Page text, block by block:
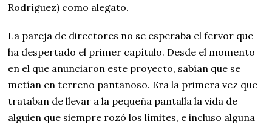
Rodríguez) como alegato.
La pareja de directores no se esperaba el fervor que
ha despertado el primer capítulo. Desde el momento
en el que anunciaron este proyecto, sabían que se
metían en terreno pantanoso. Era la primera vez que
trataban de llevar a la pequeña pantalla la vida de
alguien que siempre rozó los límites, e incluso alguna